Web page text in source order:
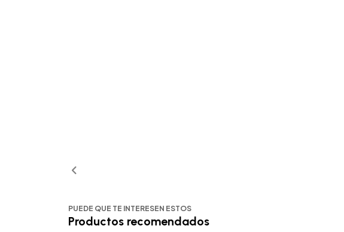
PUEDE QUE TE INTERESEN ESTOS
Productos recomendados